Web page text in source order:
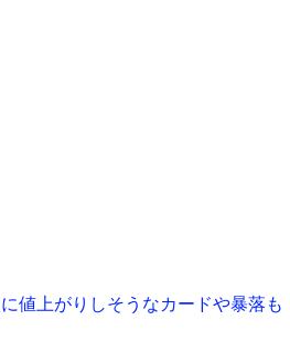
値上がりしそうなカードや暴落も